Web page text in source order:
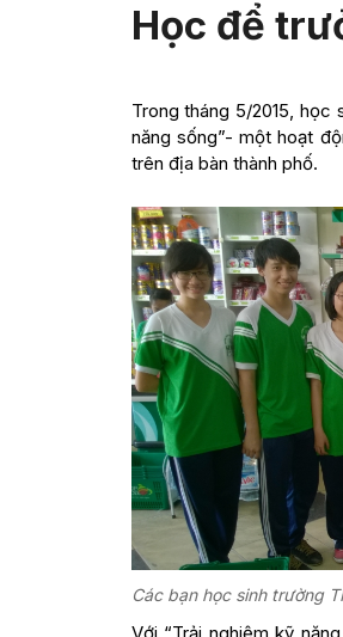
Học để
Trong tháng 5/2015, học
năng sống”- một hoạt
trên địa bàn thành phố.
Các bạn học sinh trường